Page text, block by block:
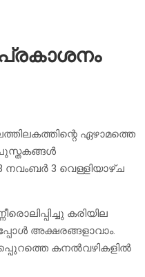
പ്രകാശനം
ഏഴാമത്തെ
പുസ്തകങ്ങൾ
നവംബർ 3 വെള്ളിയാഴ്ച
കരിയില
അക്ഷരങ്ങളാവാം.
കനല്‍വഴികളില്‍